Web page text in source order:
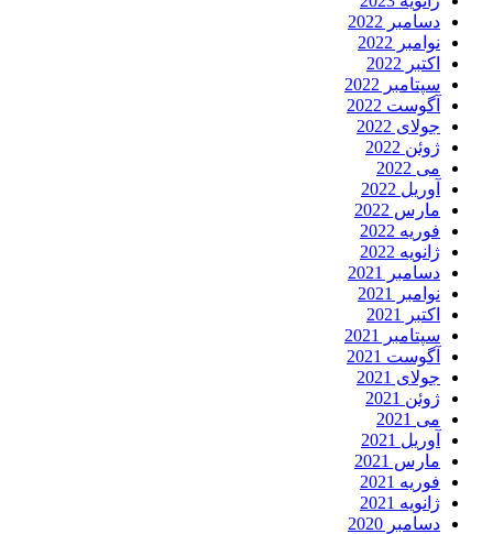
دسامبر 2022
نوامبر 2022
اکتبر 2022
سپتامبر 2022
آگوست 2022
جولای 2022
ژوئن 2022
می 2022
آوریل 2022
مارس 2022
فوریه 2022
ژانویه 2022
دسامبر 2021
نوامبر 2021
اکتبر 2021
سپتامبر 2021
آگوست 2021
جولای 2021
ژوئن 2021
می 2021
آوریل 2021
مارس 2021
فوریه 2021
ژانویه 2021
دسامبر 2020